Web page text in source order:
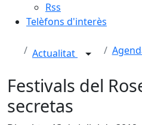
Rss
Telèfons d'interès
Actualitat
Festivals del
secretas